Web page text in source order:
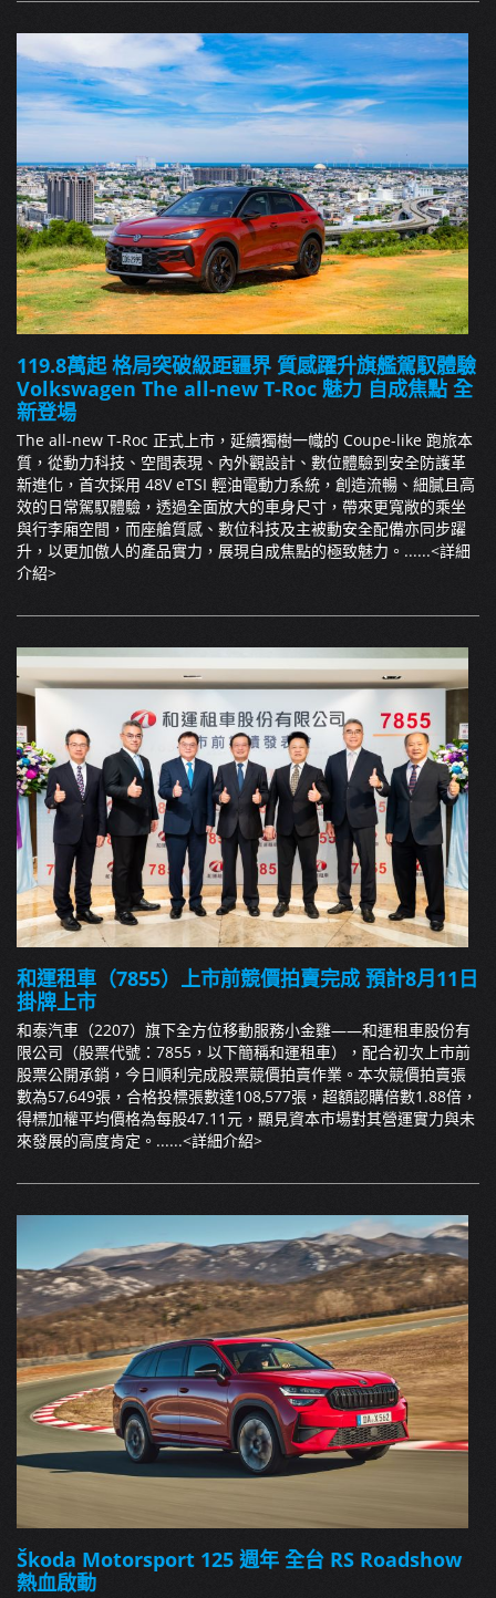
119.8萬起 格局突破級距疆界 質感躍升旗艦駕馭體驗
Volkswagen The all-new T-Roc 魅力 自成焦點 全
新登場
The all-new T-Roc 正式上市，延續獨樹一幟的 Coupe-like 跑旅本
質，從動力科技、空間表現、內外觀設計、數位體驗到安全防護革
新進化，首次採用 48V eTSI 輕油電動力系統，創造流暢、細膩且高
效的日常駕馭體驗，透過全面放大的車身尺寸，帶來更寬敞的乘坐
與行李廂空間，而座艙質感、數位科技及主被動安全配備亦同步躍
升，以更加傲人的產品實力，展現自成焦點的極致魅力。......<詳細
介紹>
和運租車（7855）上市前競價拍賣完成 預計8月11日
掛牌上市
和泰汽車（2207）旗下全方位移動服務小金雞——和運租車股份有
限公司（股票代號：7855，以下簡稱和運租車），配合初次上市前
股票公開承銷，今日順利完成股票競價拍賣作業。本次競價拍賣張
數為57,649張，合格投標張數達108,577張，超額認購倍數1.88倍，
得標加權平均價格為每股47.11元，顯見資本市場對其營運實力與未
來發展的高度肯定。......<詳細介紹>
Škoda Motorsport 125 週年 全台 RS Roadshow
熱血啟動